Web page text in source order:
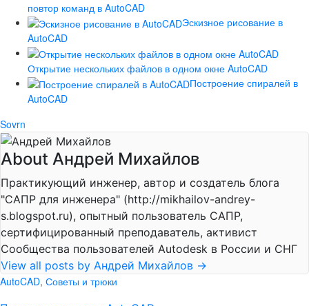
повтор команд в AutoCAD
Эскизное рисование в
AutoCAD
Открытие нескольких файлов в одном окне AutoCAD
Построение спиралей в
AutoCAD
Sovrn
About Андрей Михайлов
Практикующий инженер, автор и создатель блога
"САПР для инженера" (http://mikhailov-andrey-
s.blogspot.ru), опытный пользователь САПР,
сертифицированный преподаватель, активист
Сообщества пользователей Autodesk в России и СНГ
View all posts by Андрей Михайлов →
AutoCAD, Советы и трюки